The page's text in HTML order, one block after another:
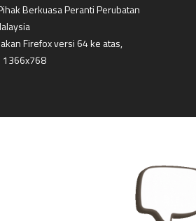
Berkuasa Peranti Perubatan
Firefox versi 64 ke atas,
1366x768